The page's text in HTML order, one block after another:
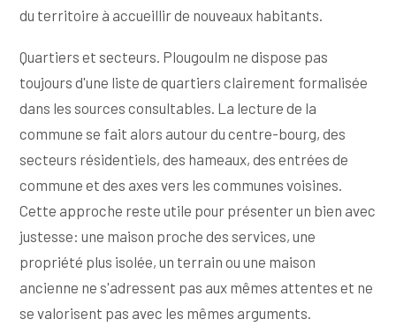
du territoire à accueillir de nouveaux habitants.
Quartiers et secteurs. Plougoulm ne dispose pas
toujours d'une liste de quartiers clairement formalisée
dans les sources consultables. La lecture de la
commune se fait alors autour du centre-bourg, des
secteurs résidentiels, des hameaux, des entrées de
commune et des axes vers les communes voisines.
Cette approche reste utile pour présenter un bien avec
justesse: une maison proche des services, une
propriété plus isolée, un terrain ou une maison
ancienne ne s'adressent pas aux mêmes attentes et ne
se valorisent pas avec les mêmes arguments.